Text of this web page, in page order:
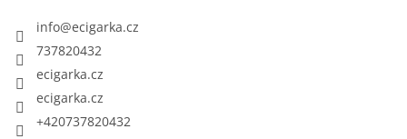
info@ecigarka.cz
737820432
ecigarka.cz
ecigarka.cz
+420737820432